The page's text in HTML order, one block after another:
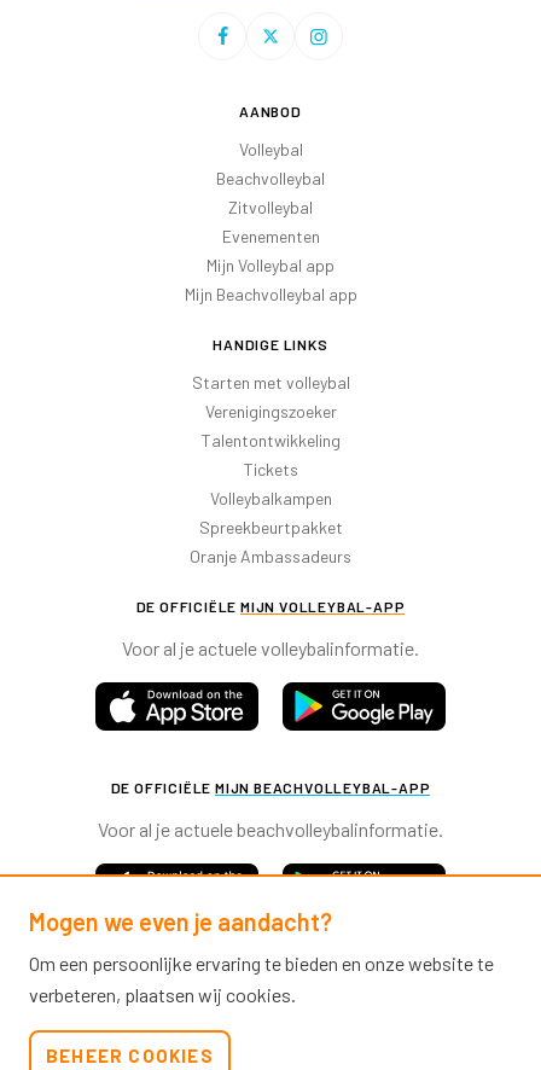
AANBOD
Volleybal
Beachvolleybal
Zitvolleybal
Evenementen
Mijn Volleybal app
Mijn Beachvolleybal app
HANDIGE LINKS
Starten met volleybal
Verenigingszoeker
Talentontwikkeling
Tickets
Volleybalkampen
Spreekbeurtpakket
Oranje Ambassadeurs
DE OFFICIËLE MIJN VOLLEYBAL-APP
Voor al je actuele volleybalinformatie.
DE OFFICIËLE MIJN BEACHVOLLEYBAL-APP
Voor al je actuele beachvolleybalinformatie.
Mogen we even je aandacht?
Om een persoonlijke ervaring te bieden en onze website te
verbeteren, plaatsen wij cookies.
BEHEER COOKIES